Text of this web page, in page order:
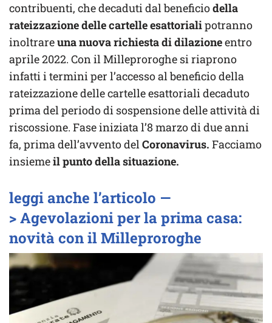
contribuenti, che decaduti dal beneficiodella
rateizzazione delle cartelle esattorialipotranno
inoltrareuna nuova richiesta di dilazioneentro
aprile 2022. Con il Milleproroghe si riaprono
infatti i termini per l’accesso al beneficio della
rateizzazione delle cartelle esattoriali decaduto
prima del periodo di sospensione delle attività di
riscossione. Fase iniziata l’8 marzo di due anni
fa, prima dell’avvento delCoronavirus. Facciamo
insiemeil punto della situazione.
leggi anche l’articolo —
> Agevolazioni per la prima casa:
novità con il Milleproroghe